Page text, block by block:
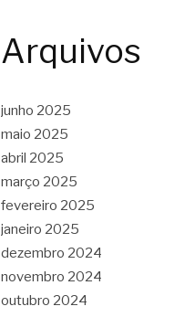
Arquivos
junho 2025
maio 2025
abril 2025
março 2025
fevereiro 2025
janeiro 2025
dezembro 2024
novembro 2024
outubro 2024